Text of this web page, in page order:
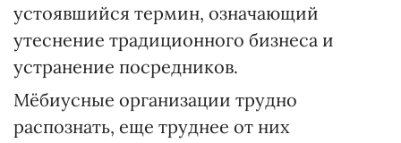
устоявшийся термин, означающий
утеснение традиционного бизнеса и
устранение посредников.
Мёбиусные организации трудно
распознать, еще труднее от них